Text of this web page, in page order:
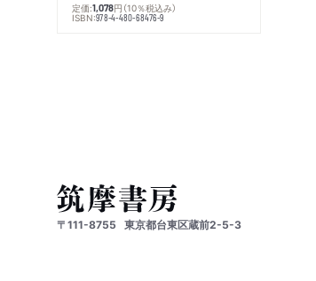
定価:1,078円 （10％税込み）
ISBN:978-4-480-68476-9
〒111-8755 東京都台東区蔵前2-5-3